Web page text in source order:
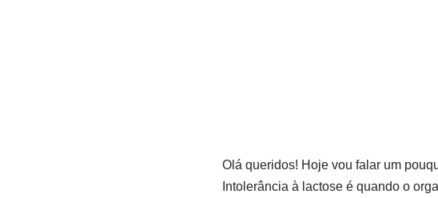
Olá queridos! Hoje vou falar um
Intolerância à lactose é quando o